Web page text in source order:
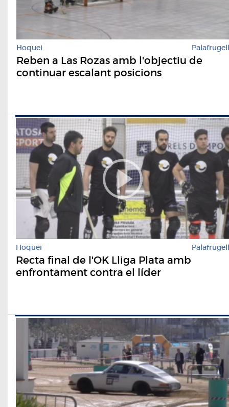
Hoquei Palafrugell
Reben a Las Rozas amb l'objectiu de
continuar escalant posicions
Hoquei Palafrugell
Recta final de l'OK Lliga Plata amb
enfrontament contra el líder